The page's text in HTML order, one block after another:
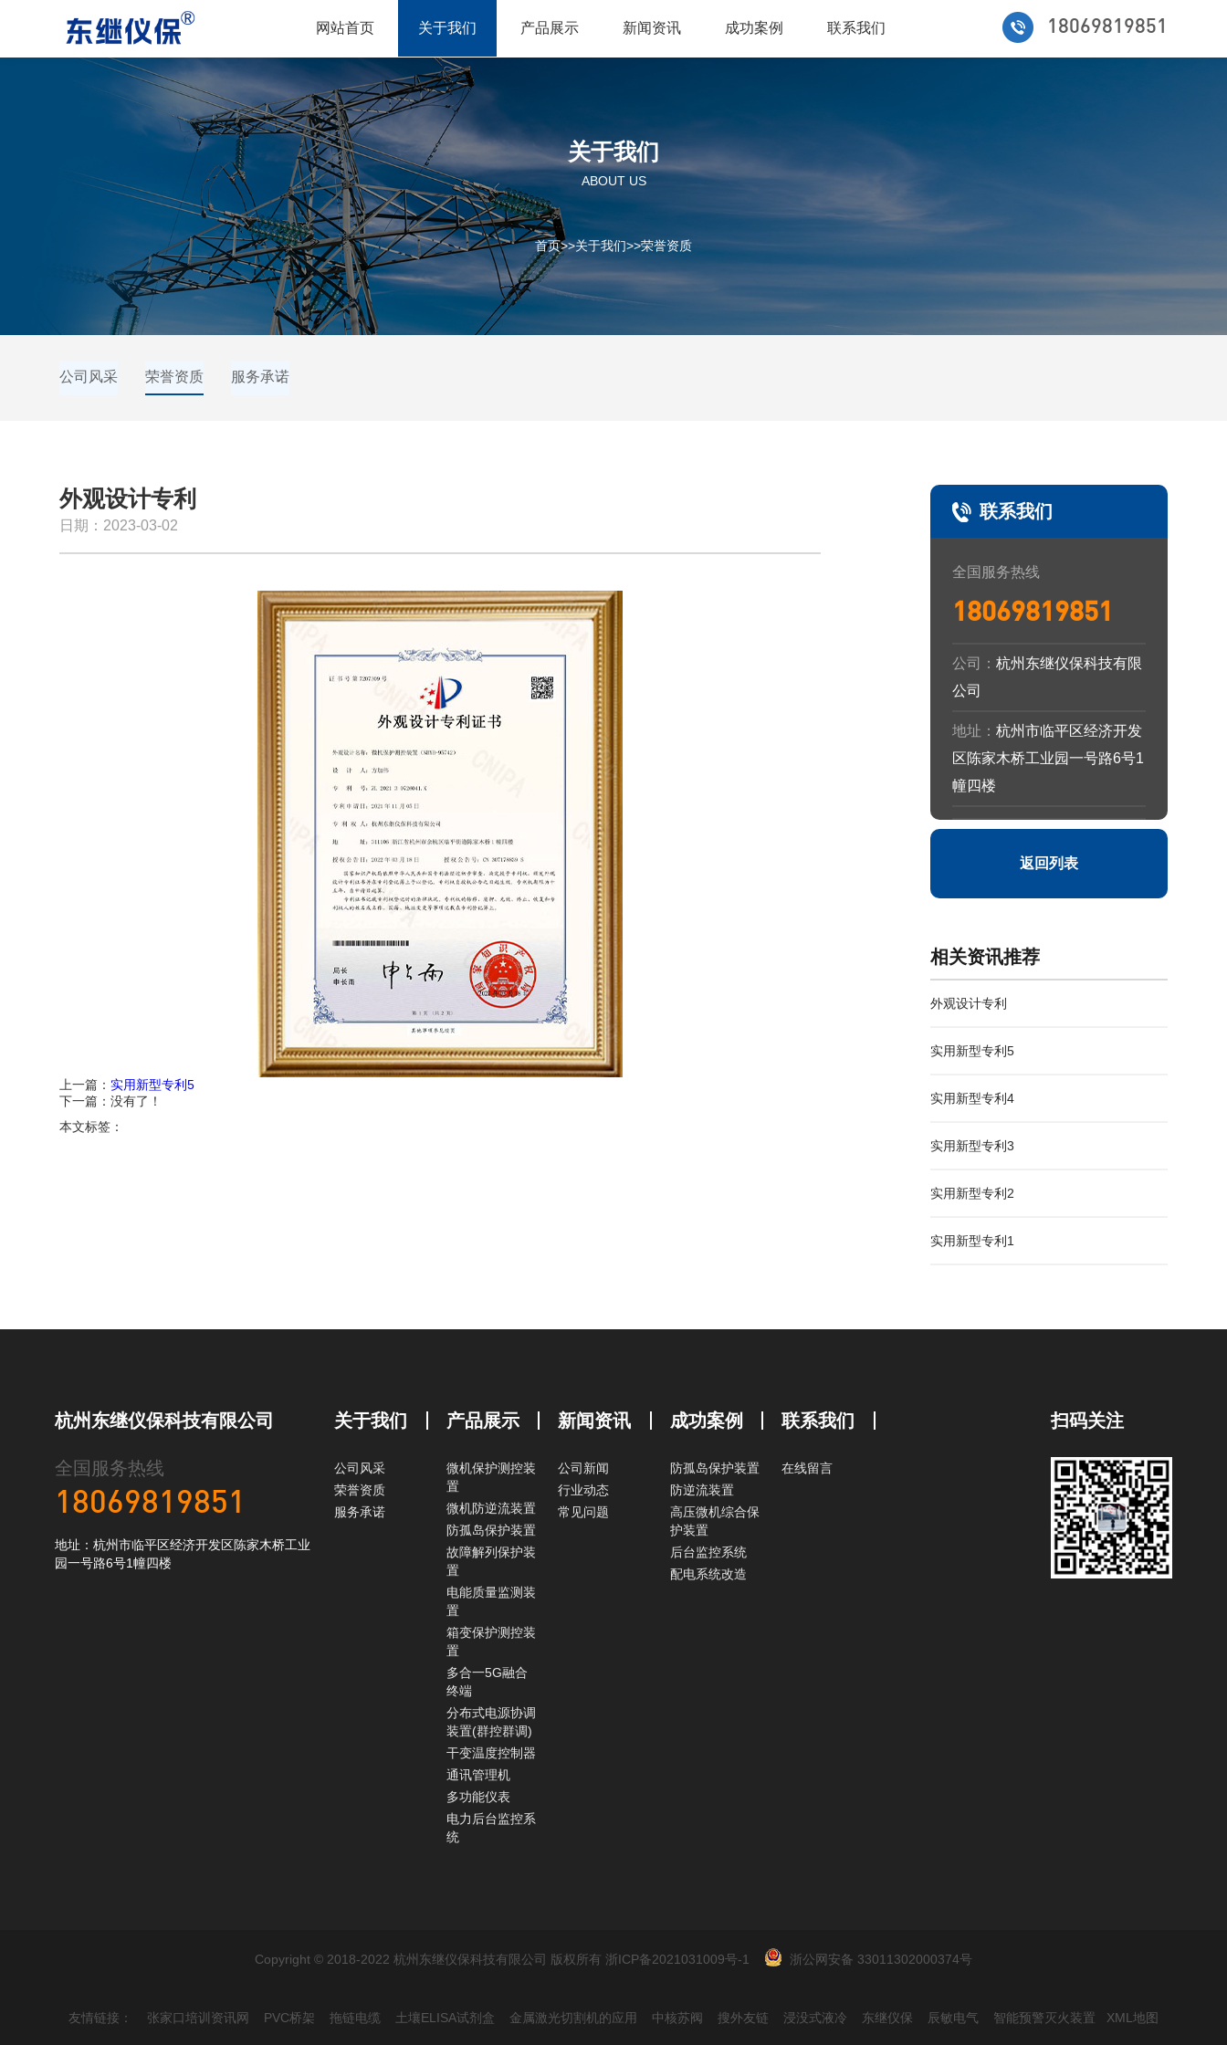
18069819851
网站首页 关于我们 产品展示 新闻资讯 成功案例 联系我们
关于我们
ABOUT US
首页>>关于我们>>荣誉资质
公司风采 荣誉资质 服务承诺
外观设计专利
日期：2023-03-02
上一篇： 实用新型专利5
下一篇： 没有了！
本文标签：
联系我们
全国服务热线
18069819851
公司： 杭州东继仪保科技有限
公司
地址： 杭州市临平区经济开发
区陈家木桥工业园一号路6号1
幢四楼
返回列表
相关资讯推荐
外观设计专利
实用新型专利5
实用新型专利4
实用新型专利3
实用新型专利2
实用新型专利1
杭州东继仪保科技有限公司
全国服务热线
18069819851
地址：杭州市临平区经济开发区陈家木桥工业
园一号路6号1幢四楼
关于我们
公司风采
荣誉资质
服务承诺
产品展示
微机保护测控装
置
微机防逆流装置
防孤岛保护装置
故障解列保护装
置
电能质量监测装
置
箱变保护测控装
置
多合一5G融合
终端
分布式电源协调
装置(群控群调)
干变温度控制器
通讯管理机
多功能仪表
电力后台监控系
统
新闻资讯
公司新闻
行业动态
常见问题
成功案例
防孤岛保护装置
防逆流装置
高压微机综合保
护装置
后台监控系统
配电系统改造
联系我们
在线留言
扫码关注
Copyright © 2018-2022 杭州东继仪保科技有限公司 版权所有 浙ICP备2021031009号-1 浙公网安备 33011302000374号
友情链接： 张家口培训资讯网 PVC桥架 拖链电缆 土壤ELISA试剂盒 金属激光切割机的应用 中核苏阀 搜外友链 浸没式液冷 东继仪保 辰敏电气 智能预警灭火装置 XML地图